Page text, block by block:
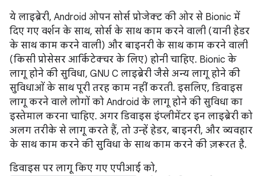
ये लाइब्रेरी, Android ओपन सोर्स प्रोजेक्ट की ओर से Bionic में
दिए गए वर्शन के साथ, सोर्स के साथ काम करने वाली (यानी हेडर
के साथ काम करने वाली) और बाइनरी के साथ काम करने वाली
(किसी प्रोसेसर आर्किटेक्चर के लिए) होनी चाहिए. Bionic के
लागू होने की सुविधा, GNU C लाइब्रेरी जैसे अन्य लागू होने की
सुविधाओं के साथ पूरी तरह काम नहीं करती. इसलिए, डिवाइस
लागू करने वाले लोगों को Android के लागू होने की सुविधा का
इस्तेमाल करना चाहिए. अगर डिवाइस इंप्लीमेंटर इन लाइब्रेरी को
अलग तरीके से लागू करते हैं, तो उन्हें हेडर, बाइनरी, और व्यवहार
के साथ काम करने की सुविधा के साथ काम करने की ज़रूरत है.
डिवाइस पर लागू किए गए एपीआई को,